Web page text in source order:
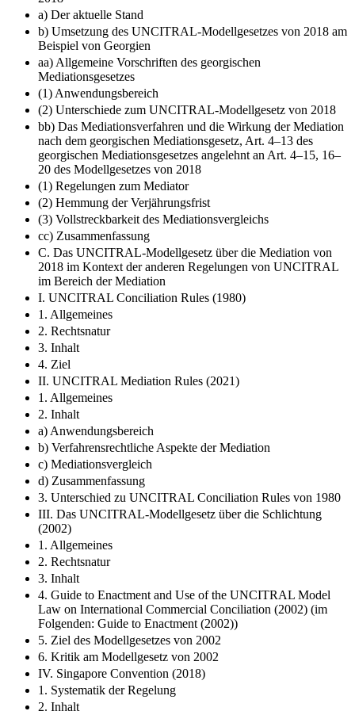
a) Der aktuelle Stand
b) Umsetzung des UNCITRAL-Modellgesetzes von 2018 am
Beispiel von Georgien
aa) Allgemeine Vorschriften des georgischen
Mediationsgesetzes
(1) Anwendungsbereich
(2) Unterschiede zum UNCITRAL-Modellgesetz von 2018
bb) Das Mediationsverfahren und die Wirkung der Mediation
nach dem georgischen Mediationsgesetz, Art. 4–13 des
georgischen Mediationsgesetzes angelehnt an Art. 4–15, 16–
20 des Modellgesetzes von 2018
(1) Regelungen zum Mediator
(2) Hemmung der Verjährungsfrist
(3) Vollstreckbarkeit des Mediationsvergleichs
cc) Zusammenfassung
C. Das UNCITRAL-Modellgesetz über die Mediation von
2018 im Kontext der anderen Regelungen von UNCITRAL
im Bereich der Mediation
I. UNCITRAL Conciliation Rules (1980)
1. Allgemeines
2. Rechtsnatur
3. Inhalt
4. Ziel
II. UNCITRAL Mediation Rules (2021)
1. Allgemeines
2. Inhalt
a) Anwendungsbereich
b) Verfahrensrechtliche Aspekte der Mediation
c) Mediationsvergleich
d) Zusammenfassung
3. Unterschied zu UNCITRAL Conciliation Rules von 1980
III. Das UNCITRAL-Modellgesetz über die Schlichtung
(2002)
1. Allgemeines
2. Rechtsnatur
3. Inhalt
4. Guide to Enactment and Use of the UNCITRAL Model
Law on International Commercial Conciliation (2002) (im
Folgenden: Guide to Enactment (2002))
5. Ziel des Modellgesetzes von 2002
6. Kritik am Modellgesetz von 2002
IV. Singapore Convention (2018)
1. Systematik der Regelung
2. Inhalt